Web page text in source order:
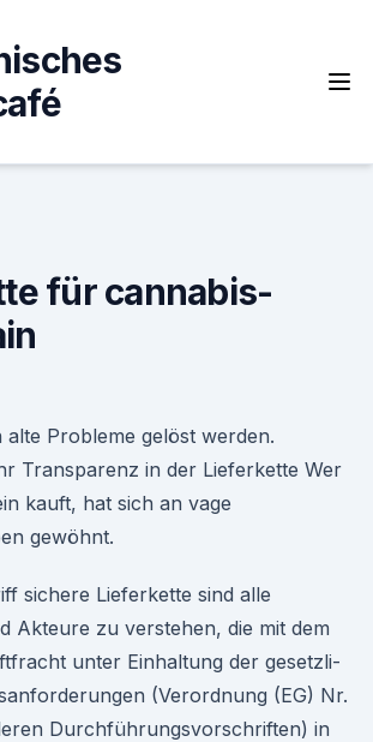
für cannabis-
alte Probleme gelöst werden.
Transparenz in der Lieferkette Wer
kauft, hat sich an vage
gewöhnt.
siche­re Lieferkette sind alle
Akteure zu ver­ste­hen, die mit dem
unter Einhaltung der gesetz­li­
(Verordnung (EG) Nr.
Durchführungsvorschriften) in